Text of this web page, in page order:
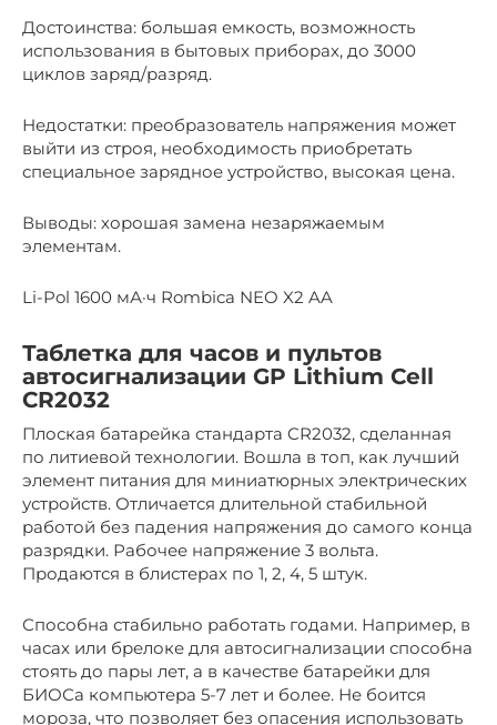
Достоинства: большая емкость, возможность
использования в бытовых приборах, до 3000
циклов заряд/разряд.
Недостатки: преобразователь напряжения может
выйти из строя, необходимость приобретать
специальное зарядное устройство, высокая цена.
Выводы: хорошая замена незаряжаемым
элементам.
Li-Pol 1600 мА·ч Rombica NEO X2 AA
Таблетка для часов и пультов
автосигнализации GP Lithium Cell
CR2032
Плоская батарейка стандарта CR2032, сделанная
по литиевой технологии. Вошла в топ, как лучший
элемент питания для миниатюрных электрических
устройств. Отличается длительной стабильной
работой без падения напряжения до самого конца
разрядки. Рабочее напряжение 3 вольта.
Продаются в блистерах по 1, 2, 4, 5 штук.
Способна стабильно работать годами. Например, в
часах или брелоке для автосигнализации способна
стоять до пары лет, а в качестве батарейки для
БИОСа компьютера 5-7 лет и более. Не боится
мороза, что позволяет без опасения использовать